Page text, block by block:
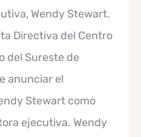
Wendy Stewart.
Directiva del Centro
del Sureste de
anunciar el
Stewart como
ejecutiva. Wendy